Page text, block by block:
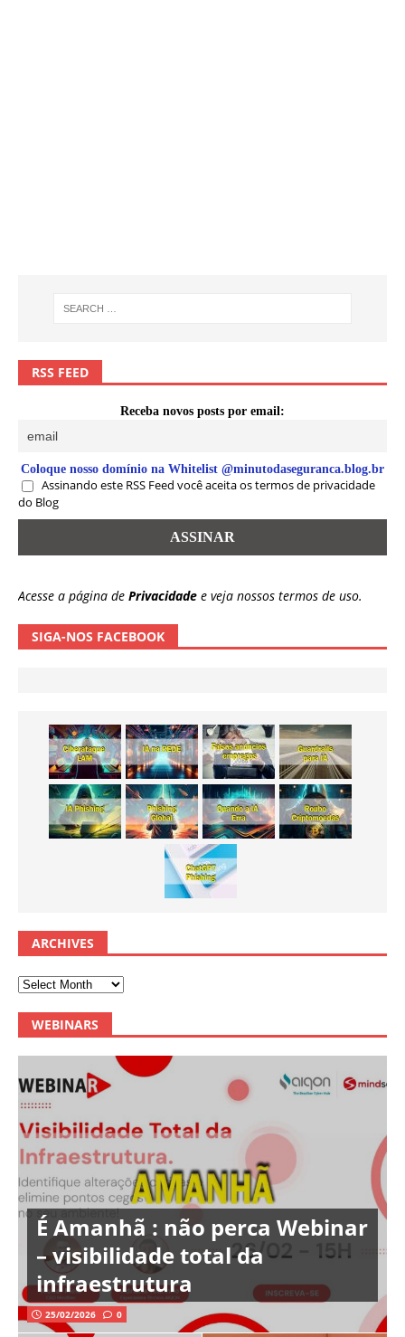
RSS FEED
Receba novos posts por email:
Coloque nosso domínio na Whitelist @minutodaseguranca.blog.br
Assinando este RSS Feed você aceita os termos de privacidade
do Blog
Acesse a página de Privacidade e veja nossos termos de uso.
SIGA-NOS FACEBOOK
ARCHIVES
WEBINARS
É Amanhã : não perca Webinar
– visibilidade total da
infraestrutura
25/02/2026 0